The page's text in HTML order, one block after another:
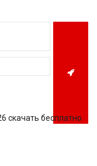
скачать бесплатно